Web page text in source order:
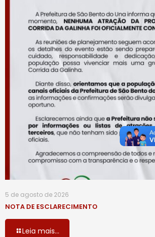
5 de agosto de 2026
NOTA DE ESCLARECIMENTO
Leia mais...